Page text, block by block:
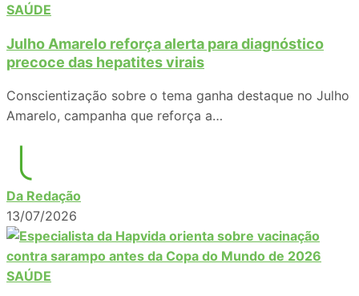
SAÚDE
Julho Amarelo reforça alerta para diagnóstico
precoce das hepatites virais
Conscientização sobre o tema ganha destaque no Julho
Amarelo, campanha que reforça a…
Da Redação
13/07/2026
SAÚDE